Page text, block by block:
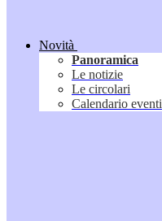
Novità
Panoramica
Le notizie
Le circolari
Calendario eventi